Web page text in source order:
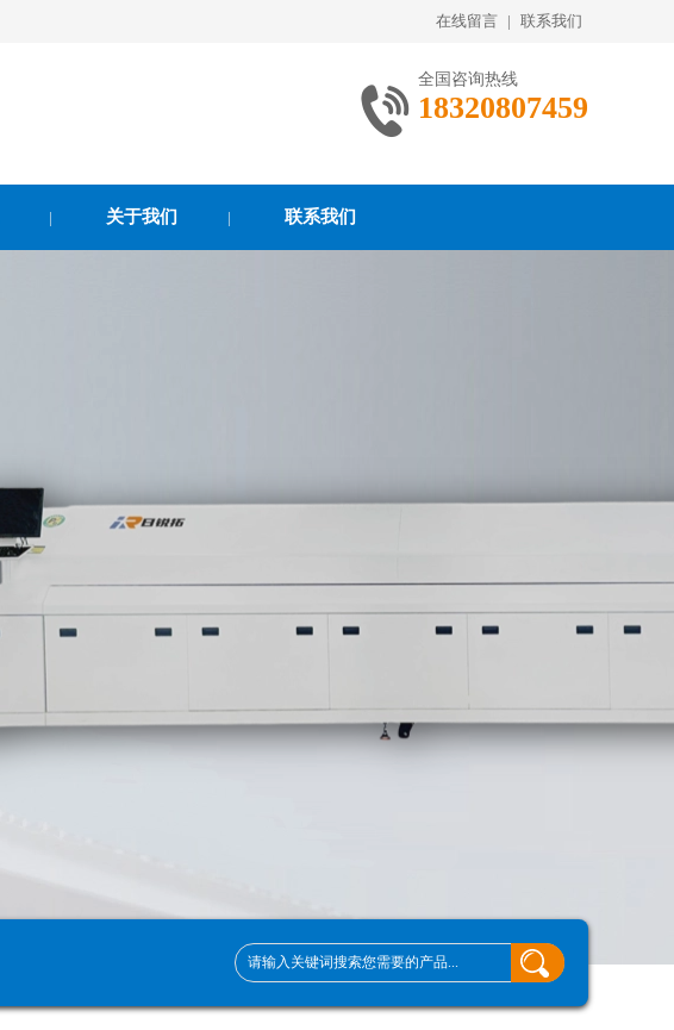
在线留言 | 联系我们
全国咨询热线
18320807459
关于我们 联系我们